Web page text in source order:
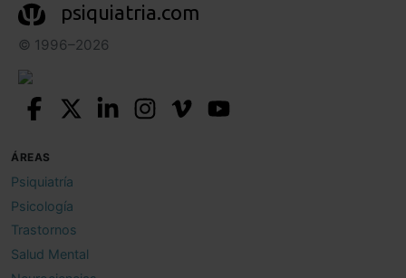
psiquiatria.com
© 1996–2026
ÁREAS
Psiquiatría
Psicología
Trastornos
Salud Mental